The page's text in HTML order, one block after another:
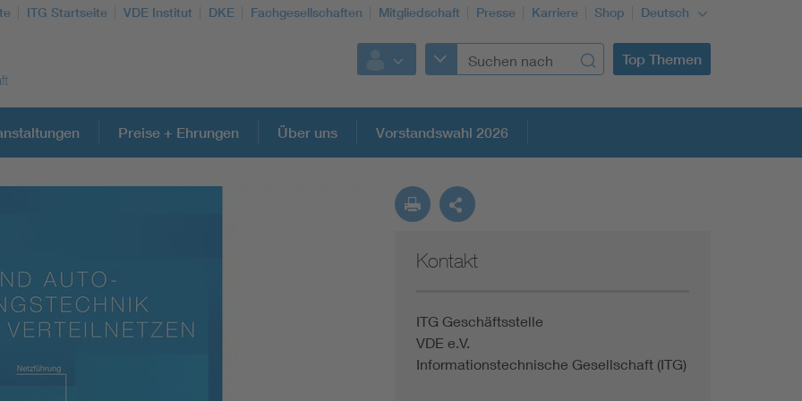
ITG Startseite VDE Institut DKE Fachgesellschaften Mitgliedschaft Presse Karriere Shop Deutsch
Top Themen
Microelectronics
Preise + Ehrungen Über uns Vorstandswahl 2026
Kontakt
ITG Geschäftsstelle
VDE e.V.
Informationstechnische Gesellschaft (ITG)